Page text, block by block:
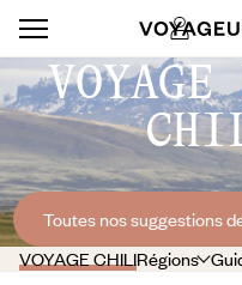
Toutes nos suggestions
VOYAGE CHILIRégions